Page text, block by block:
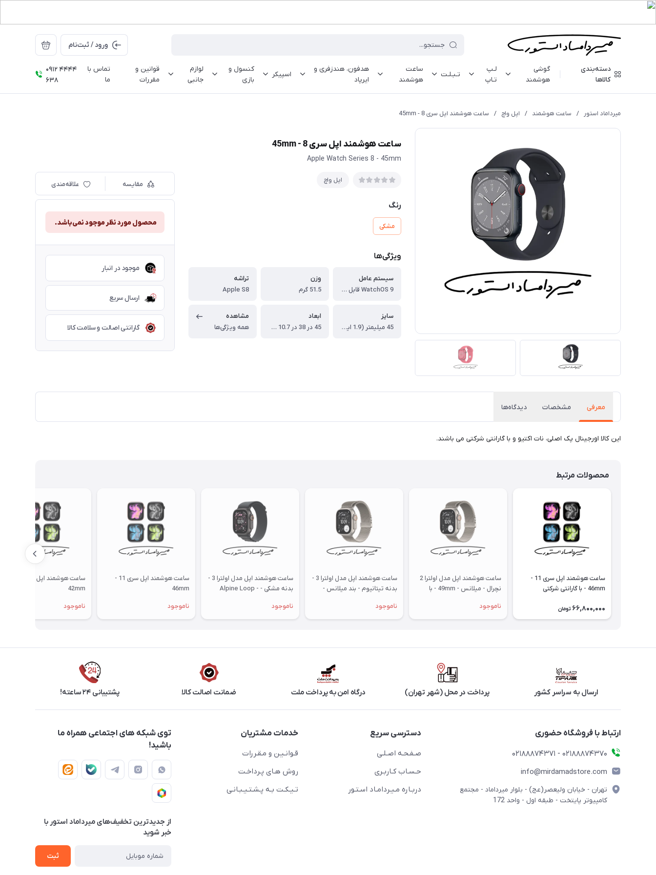
ورود / ثبت‌نام
دسته‌بندی
کالاها
گوشی
هوشمند
لـپ
تـاپ
تـبـلـت
ساعت
هوشمند
هدفون، هندزفری و
ایرپاد
اسپیکر
کنسول و
بازی
لوازم
جانبی
قوانین و
مقررات
تماس با
ما
0912 4444
638
میرداماد استور / ساعت هوشمند / اپل واچ / ساعت هوشمند اپل سری 8 - 45mm
ساعت هوشمند اپل سری 8 - 45mm
Apple Watch Series 8 - 45mm
اپل واچ
رنگ
مشکی
ویژگی‌ها
سیستم عامل
WatchOS 9 قابل ارتقاء به نسخه WatchOS 10
وزن
51.5 گرم
تراشه
Apple S8
سایز
45 میلیمتر (1.9 اینچ)
ابعاد
45 در 38 در 10.7 میلی‌متر
مشاهده
همه ویژگی‌ها
مقایسه علاقه‌مندی
محصول مورد نظر موجود نمی‌باشد.
موجود در انبار
ارسال سریع
گارانتی اصالت و سلامت کالا
معرفی مشخصات دیدگاه‌ها
این کالا اورجینال پک اصلی، نات اکتیو و با گارانتی شرکتی می باشند.
محصولات مرتبط
ساعت هوشمند اپل سری 11 -
46mm - با گارانتی شرکتی
66,800,000 تومان
ساعت هوشمند اپل مدل اولترا 2
نچرال - میلانس - 49mm - با
ناموجود
ساعت هوشمند اپل مدل اولترا 3 -
بدنه تیتانیوم - بند میلانس -
ناموجود
ساعت هوشمند اپل مدل اولترا 3 -
بدنه مشکی - Alpine Loop -
ناموجود
ساعت هوشمند اپل سری 11 -
46mm
ناموجود
42mm
ناموجود
ارسال به سراسر کشور پرداخت در محل (شهر تهران) درگاه امن به پرداخت ملت ضمانت اصالت کالا پشتیبانی ۲۴ ساعته!
ارتباط با فروشگاه حضوری
02188874370 - 02188874371
info@mirdamadstore.com
تهران - خیابان ولیعصر(عج) - بلوار میرداماد - مجتمع
کامپیوتر پایتخت - طبقه اول - واحد 172
دسترسی سریع
صـفـحـه اصـلـی
حـسـاب کـاربـری
دربـاره مـیـردامـاد اسـتـور
خدمات مشتریان
قـوانـیـن و مـقـررات
روش هـای پـرداخـت
تـیـکـت بـه پـشـتـیـبـانـی
توی شبکه های اجتماعی همراه ما
باشید!
از جدید‌ترین تخفیف‌های میرداماد استور با‌
خبر شوید
ثبت